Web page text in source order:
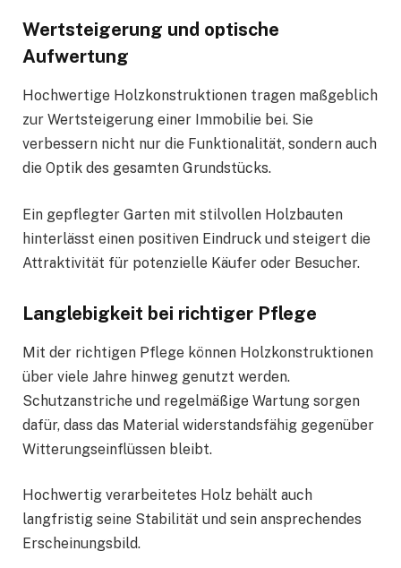
Wertsteigerung und optische
Aufwertung
Hochwertige Holzkonstruktionen tragen maßgeblich
zur Wertsteigerung einer Immobilie bei. Sie
verbessern nicht nur die Funktionalität, sondern auch
die Optik des gesamten Grundstücks.
Ein gepflegter Garten mit stilvollen Holzbauten
hinterlässt einen positiven Eindruck und steigert die
Attraktivität für potenzielle Käufer oder Besucher.
Langlebigkeit bei richtiger Pflege
Mit der richtigen Pflege können Holzkonstruktionen
über viele Jahre hinweg genutzt werden.
Schutzanstriche und regelmäßige Wartung sorgen
dafür, dass das Material widerstandsfähig gegenüber
Witterungseinflüssen bleibt.
Hochwertig verarbeitetes Holz behält auch
langfristig seine Stabilität und sein ansprechendes
Erscheinungsbild.